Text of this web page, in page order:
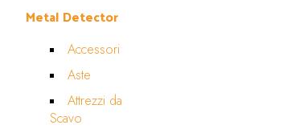
Metal Detector
Accessori
Aste
Attrezzi da
Scavo